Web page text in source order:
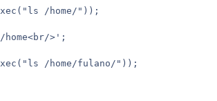
/home/"));
home<br/>';
/home/fulano/"));